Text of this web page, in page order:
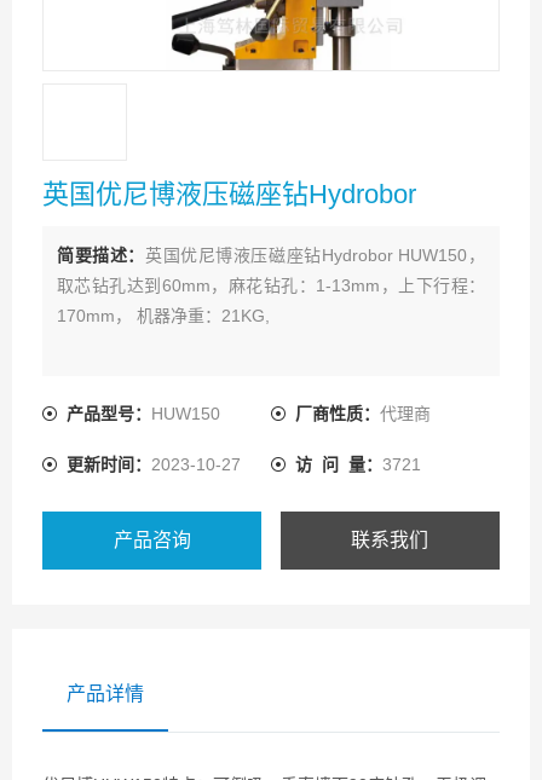
英国优尼博液压磁座钻Hydrobor
简要描述： 英国优尼博液压磁座钻Hydrobor HUW150，
取芯钻孔达到60mm，麻花钻孔：1-13mm，上下行程：
170mm， 机器净重：21KG,
产品型号： HUW150 厂商性质： 代理商
更新时间： 2023-10-27 访 问 量： 3721
产品咨询 联系我们
产品详情